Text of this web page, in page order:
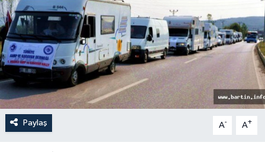
Paylaş A- A+
Siyaset
Spor
Tarım
Turizm